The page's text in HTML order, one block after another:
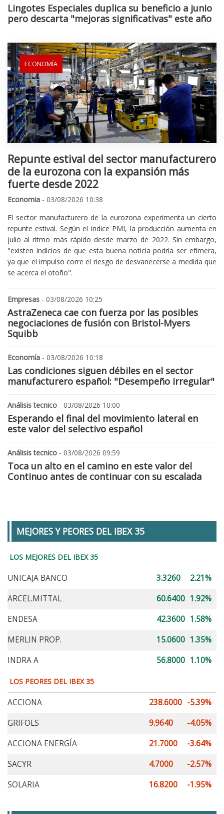
Lingotes Especiales duplica su beneficio a junio
pero descarta "mejoras significativas" este año
ECONOMÍA
Repunte estival del sector manufacturero
de la eurozona con la expansión más
fuerte desde 2022
Economia - 03/08/2026 10:38
El sector manufacturero de la eurozona experimenta un cierto
repunte estival. Según el índice PMI, la producción aumenta en
julio al ritmo más rápido desde marzo de 2022. Sin embargo,
"existen indicios de que esta buena noticia podría ser efímera,
ya que el impulso corre el riesgo de desvanecerse a medida que
se acerca el otoño".
Empresas - 03/08/2026 10:25
AstraZeneca cae con fuerza por las posibles
negociaciones de fusión con Bristol-Myers
Squibb
Economía - 03/08/2026 10:18
Las condiciones siguen débiles en el sector
manufacturero español: "Desempeño irregular"
Análisis tecnico - 03/08/2026 10:00
Esperando el final del movimiento lateral en
este valor del selectivo español
Análisis tecnico - 03/08/2026 09:59
Toca un alto en el camino en este valor del
Continuo antes de continuar con su escalada
MEJORES Y PEORES DEL IBEX 35
LOS MEJORES DEL IBEX 35
UNICAJA BANCO 3.3260
2.21%
ARCEL.MITTAL
60.6400 1.92%
ENDESA
42.3600 1.58%
MERLIN PROP.
15.0600 1.35%
INDRA A
56.8000 1.10%
LOS PEORES DEL IBEX 35
ACCIONA 238.6000 -5.39%
GRIFOLS
9.9640
-4.05%
ACCIONA ENERGÍA
21.7000
-3.64%
SACYR
4.7000
-2.57%
SOLARIA
16.8200 -1.95%